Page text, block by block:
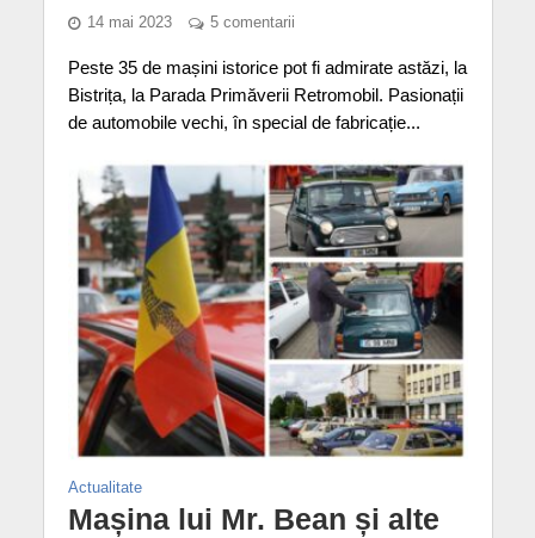
14 mai 2023 5 comentarii
Peste 35 de mașini istorice pot fi admirate astăzi, la
Bistrița, la Parada Primăverii Retromobil. Pasionații
de automobile vechi, în special de fabricație...
Actualitate
Mașina lui Mr. Bean și alte